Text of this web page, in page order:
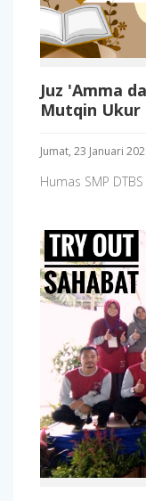
Juz 'Amma
Mutqin Ukur
Jumat, 23 Januari
Humas SMP